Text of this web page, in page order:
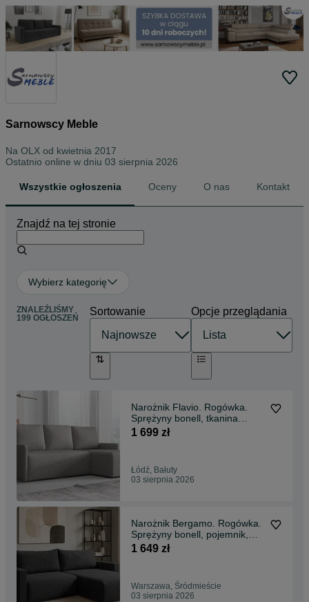
Sarnowscy Meble
Na OLX od kwietnia 2017
Ostatnio online w dniu 03 sierpnia 2026
Wszystkie ogłoszenia Oceny O nas Kontakt
Znajdź na tej stronie
Wybierz kategorię
ZNALEŹLIŚMY
199 OGŁOSZEŃ
Sortowanie Opcje przeglądania
Narożnik Flavio. Rogówka.
Sprężyny bonell, tkanina
boucle, baranek
1 699 zł
Łódź, Bałuty
03 sierpnia 2026
Narożnik Bergamo. Rogówka.
Sprężyny bonell, pojemnik,
automat, sztruks
1 649 zł
Warszawa, Śródmieście
03 sierpnia 2026